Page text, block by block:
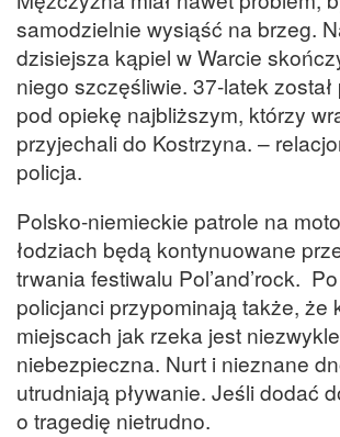
samodzielnie wysiąść na brzeg.
dzisiejsza kąpiel w Warcie
niego szczęśliwie. 37-latek
pod opiekę najbliższym, którzy
przyjechali do Kostrzyna. –
policja.
Polsko-niemieckie patrole na
łodziach będą kontynuowane
trwania festiwalu Pol’and’rock.
policjanci przypominają także, że
miejscach jak rzeka jest niezwykle
niebezpieczna. Nurt i nieznane
utrudniają pływanie. Jeśli dodać
o tragedię nietrudno.